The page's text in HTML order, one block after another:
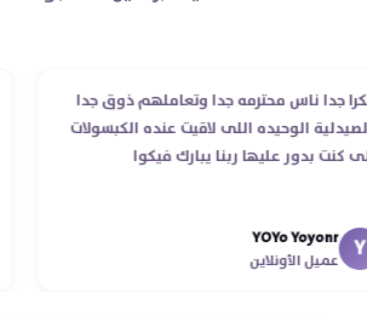
ناس محترمه جدا وتعاملهم ذوق جدا
الوحيده اللى لاقيت عنده الكبسولات
بدور عليها ربنا يبارك فيكوا
YOYo Yoyonr
عميل الأونلاين